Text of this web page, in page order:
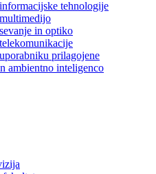
tehnologije
in optiko
prilagojene
ambientno inteligenco